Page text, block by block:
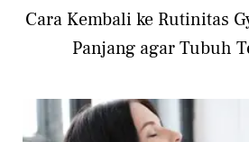
Cara Kembali ke Rutinitas
Panjang agar Tubuh